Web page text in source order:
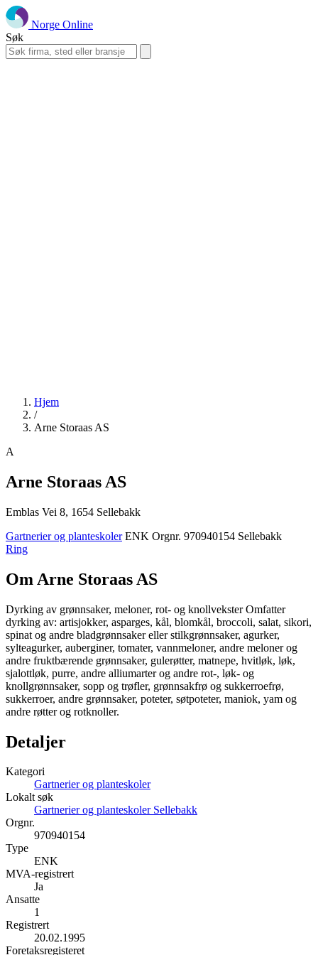
Norge Online
Søk
Hjem
/
Arne Storaas AS
A
Arne Storaas AS
Emblas Vei 8, 1654 Sellebakk
Gartnerier og planteskoler ENK Orgnr. 970940154 Sellebakk
Ring
Om Arne Storaas AS
Dyrking av grønnsaker, meloner, rot- og knollvekster Omfatter
dyrking av: artisjokker, asparges, kål, blomkål, broccoli, salat, sikori,
spinat og andre bladgrønnsaker eller stilkgrønnsaker, agurker,
sylteagurker, auberginer, tomater, vannmeloner, andre meloner og
andre fruktbærende grønnsaker, gulerøtter, matnepe, hvitløk, løk,
sjalottløk, purre, andre alliumarter og andre rot-, løk- og
knollgrønnsaker, sopp og trøfler, grønnsakfrø og sukkerroefrø,
sukkerroer, andre grønnsaker, poteter, søtpoteter, maniok, yam og
andre røtter og rotknoller.
Detaljer
Kategori
Gartnerier og planteskoler
Lokalt søk
Gartnerier og planteskoler Sellebakk
Orgnr.
970940154
Type
ENK
MVA-registrert
Ja
Ansatte
1
Registrert
20.02.1995
Foretaksregisteret